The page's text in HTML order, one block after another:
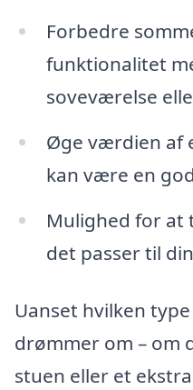
Forbedre
funktionalitet
soveværelse
Øge værdien af
kan være en
Mulighed for at
det passer til
Uanset hvilken
drømmer om – om
stuen eller et